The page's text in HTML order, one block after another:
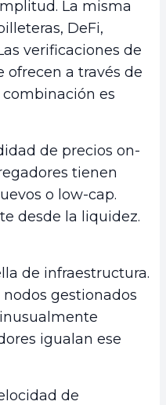
La misma
DeFi,
verificaciones de
ofrecen a través de
es
de precios on-
tienen
o low-cap.
desde la liquidez.
de infraestructura.
gestionados
igualan ese
de